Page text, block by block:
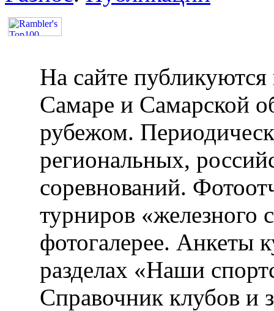
На сайте публикуются
Самаре и Самарской
рубежом.
региональных,
соревнований.
турниров «железного
фотогалерее. Анкеты
разделах «Наши
Справочник клубов и